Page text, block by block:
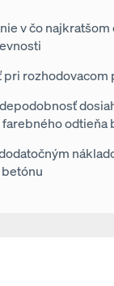
v čo najkratšom
pri rozhodovacom
odtieňa